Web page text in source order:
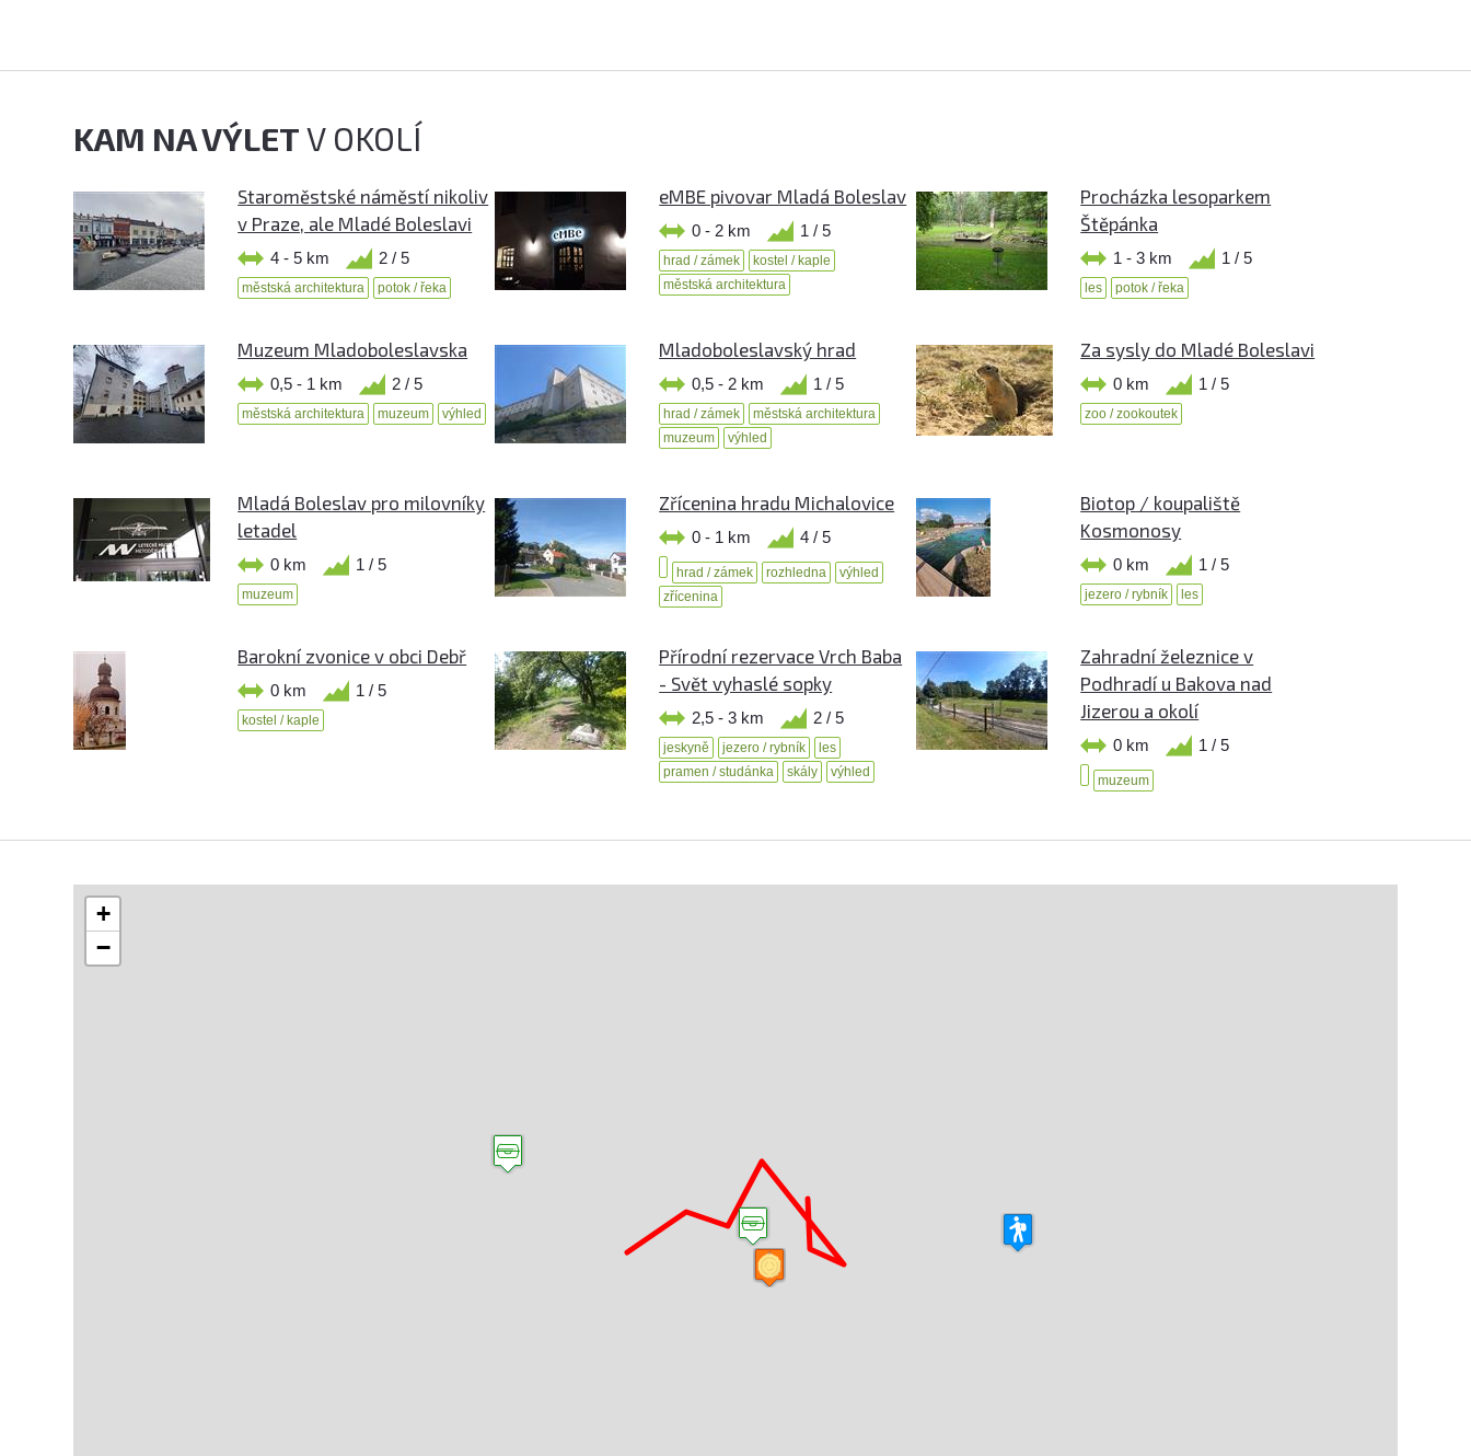
KAM NA VÝLETV OKOLÍ
Staroměstské náměstí nikoliv
v Praze, ale Mladé Boleslavi
4 - 5 km 2 / 5
městská architektura potok / řeka
eMBE pivovar Mladá Boleslav
0 - 2 km 1 / 5
hrad / zámek
kostel / kaple
městská architektura
Procházka lesoparkem
Štěpánka
1 - 3 km 1 / 5
les potok / řeka
Muzeum Mladoboleslavska
0,5 - 1 km 2 / 5
městská architektura muzeum výhled
Mladoboleslavský hrad
0,5 - 2 km 1 / 5
hrad / zámek
městská architektura
muzeum
výhled
Za sysly do Mladé Boleslavi
0 km 1 / 5
zoo / zookoutek
Mladá Boleslav pro milovníky
letadel
0 km 1 / 5
muzeum
Zřícenina hradu Michalovice
0 - 1 km 4 / 5
hrad / zámek rozhledna
výhled
zřícenina
Biotop / koupaliště
Kosmonosy
0 km 1 / 5
jezero / rybník les
Barokní zvonice v obci Debř
0 km 1 / 5
kostel / kaple
Přírodní rezervace Vrch Baba
- Svět vyhaslé sopky
2,5 - 3 km 2 / 5
jeskyně jezero / rybník
les
pramen / studánka
skály výhled
Zahradní železnice v
Podhradí u Bakova nad
Jizerou a okolí
0 km 1 / 5
muzeum
+
−